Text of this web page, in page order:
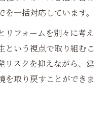
一括対応しています。
リフォームを別々に考え
という視点で取り組むこ
リスクを抑えながら、建
を取り戻すことができま